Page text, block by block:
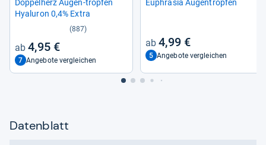
Dop­pel­herz Augen-​trop­fen
Hyalu­ron 0,4% Extra
(887)
4,95 €
7 Angebote vergleichen
Euphra­sia Augen­trop­fen
4,99 €
5 Angebote vergleichen
Datenblatt